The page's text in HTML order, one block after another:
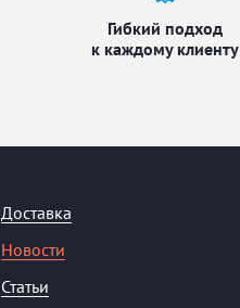
Гибкий подход
к каждому клиенту
Доставка
Новости
Статьи